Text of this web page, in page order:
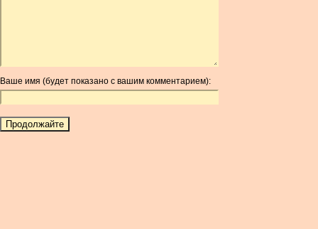
AUR
AWG
BAM
Ваше имя (будет показано с вашим комментарием):